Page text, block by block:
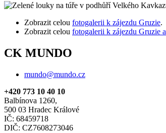
Zobrazit celou fotogalerii k zájezdu Gruzie.
Zobrazit celou fotogalerii k zájezdu Gruzie
CK MUNDO
mundo@mundo.cz
+420 773 10 40 10
Balbínova 1260,
500 03 Hradec Králové
IČ: 68459718
DIČ: CZ7608273046